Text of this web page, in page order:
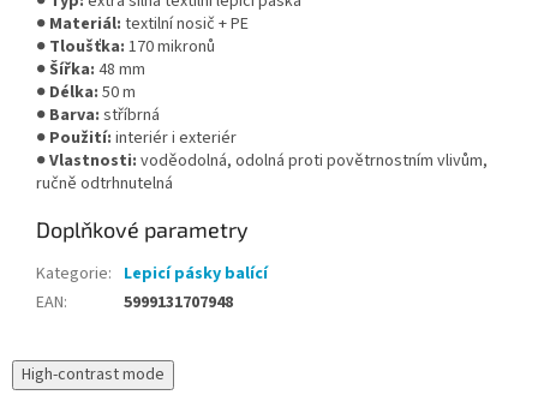
● Materiál: textilní nosič + PE
● Tloušťka: 170 mikronů
●Šířka: 48 mm
● Délka: 50 m
● Barva: stříbrná
● Použití: interiér i exteriér
●Vlastnosti: voděodolná, odolná proti povětrnostním vlivům,
ručně odtrhnutelná
Doplňkové parametry
Kategorie: Lepicí pásky balící
EAN: 5999131707948
High-contrast mode